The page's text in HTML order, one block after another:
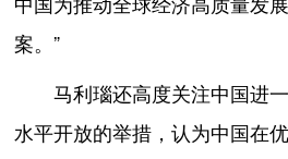
中国为推动全球经济高质量发
案。”
马利瑙还高度关注中国进一
水平开放的举措，认为中国在